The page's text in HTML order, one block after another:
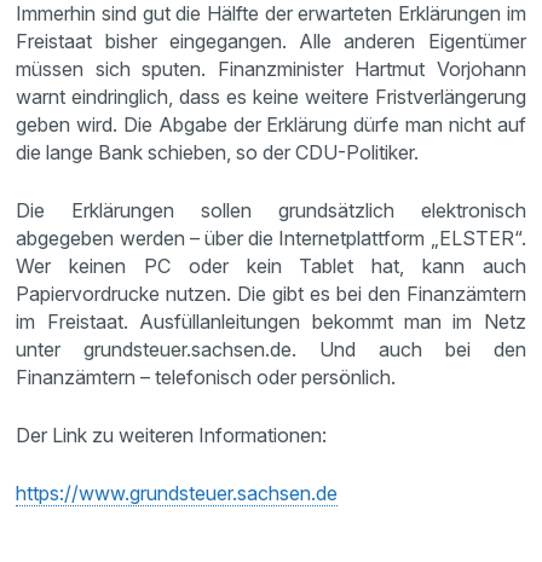
Immerhin sind gut die Hälfte der erwarteten Erklärungen im
Freistaat bisher eingegangen. Alle anderen Eigentümer
müssen sich sputen. Finanzminister Hartmut Vorjohann
warnt eindringlich, dass es keine weitere Fristverlängerung
geben wird. Die Abgabe der Erklärung dürfe man nicht auf
die lange Bank schieben, so der CDU-Politiker.
Die Erklärungen sollen grundsätzlich elektronisch
abgegeben werden – über die Internetplattform „ELSTER“.
Wer keinen PC oder kein Tablet hat, kann auch
Papiervordrucke nutzen. Die gibt es bei den Finanzämtern
im Freistaat. Ausfüllanleitungen bekommt man im Netz
unter grundsteuer.sachsen.de. Und auch bei den
Finanzämtern – telefonisch oder persönlich.
Der Link zu weiteren Informationen:
https://www.grundsteuer.sachsen.de